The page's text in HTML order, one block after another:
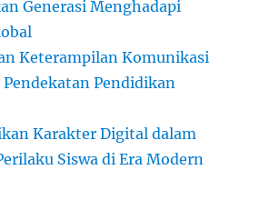
Generasi Menghadapi
Keterampilan Komunikasi
Pendekatan Pendidikan
Karakter Digital dalam
Siswa di Era Modern